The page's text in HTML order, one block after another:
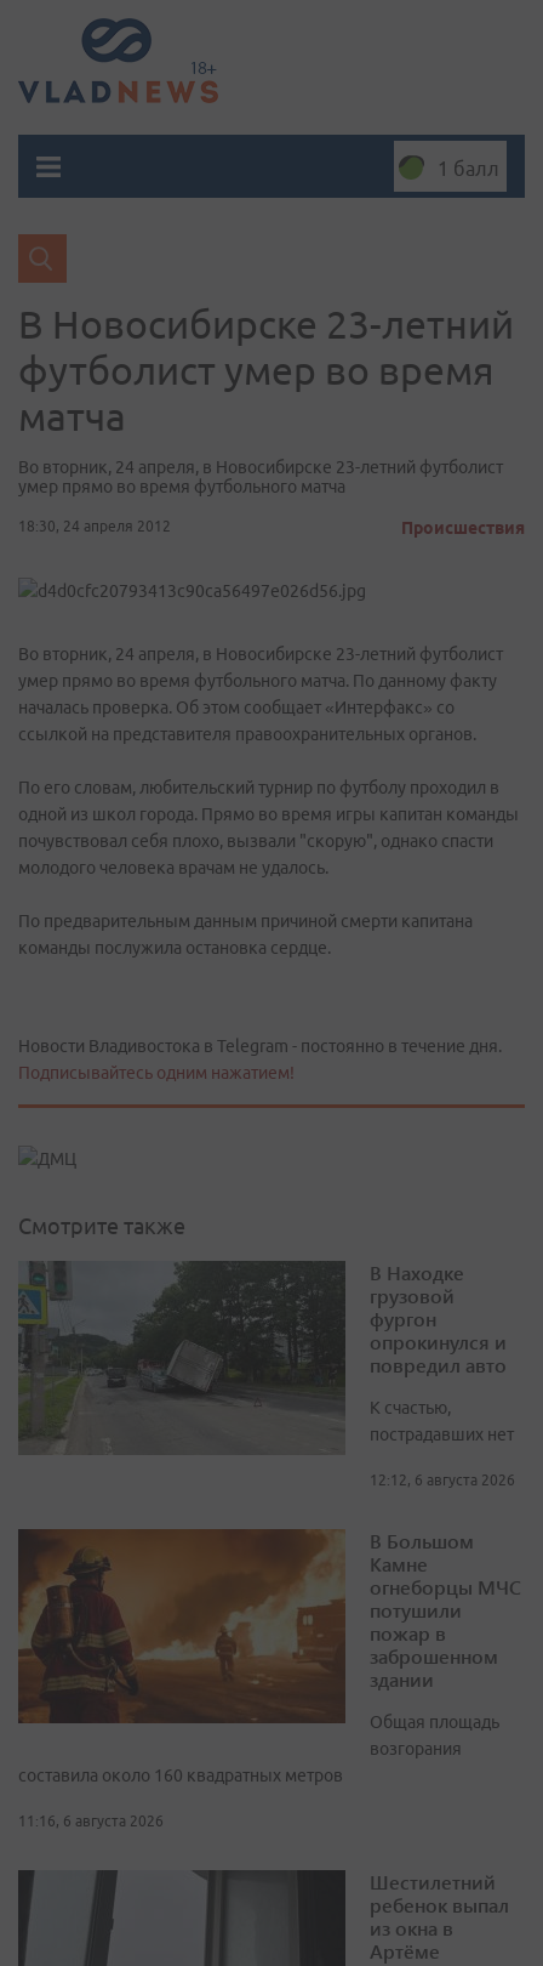
1 балл
В Новосибирске 23-летний
футболист умер во время
матча
Во вторник, 24 апреля, в Новосибирске 23-летний футболист
умер прямо во время футбольного матча
18:30, 24 апреля 2012 Происшествия
Во вторник, 24 апреля, в Новосибирске 23-летний футболист
умер прямо во время футбольного матча. По данному факту
началась проверка. Об этом сообщает «Интерфакс» со
ссылкой на представителя правоохранительных органов.
По его словам, любительский турнир по футболу проходил в
одной из школ города. Прямо во время игры капитан команды
почувствовал себя плохо, вызвали "скорую", однако спасти
молодого человека врачам не удалось.
По предварительным данным причиной смерти капитана
команды послужила остановка сердце.
Новости Владивостока в Telegram - постоянно в течение дня.
Подписывайтесь одним нажатием!
Смотрите также
В Находке
грузовой
фургон
опрокинулся и
повредил авто
К счастью,
пострадавших нет
12:12, 6 августа 2026
В Большом
Камне
огнеборцы МЧС
потушили
пожар в
заброшенном
здании
Общая площадь
возгорания
составила около 160 квадратных метров
11:16, 6 августа 2026
Шестилетний
ребенок выпал
из окна в
Артёме